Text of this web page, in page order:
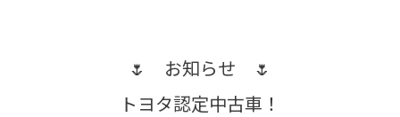
🌷 お知らせ 🌷
トヨタ認定中古車！